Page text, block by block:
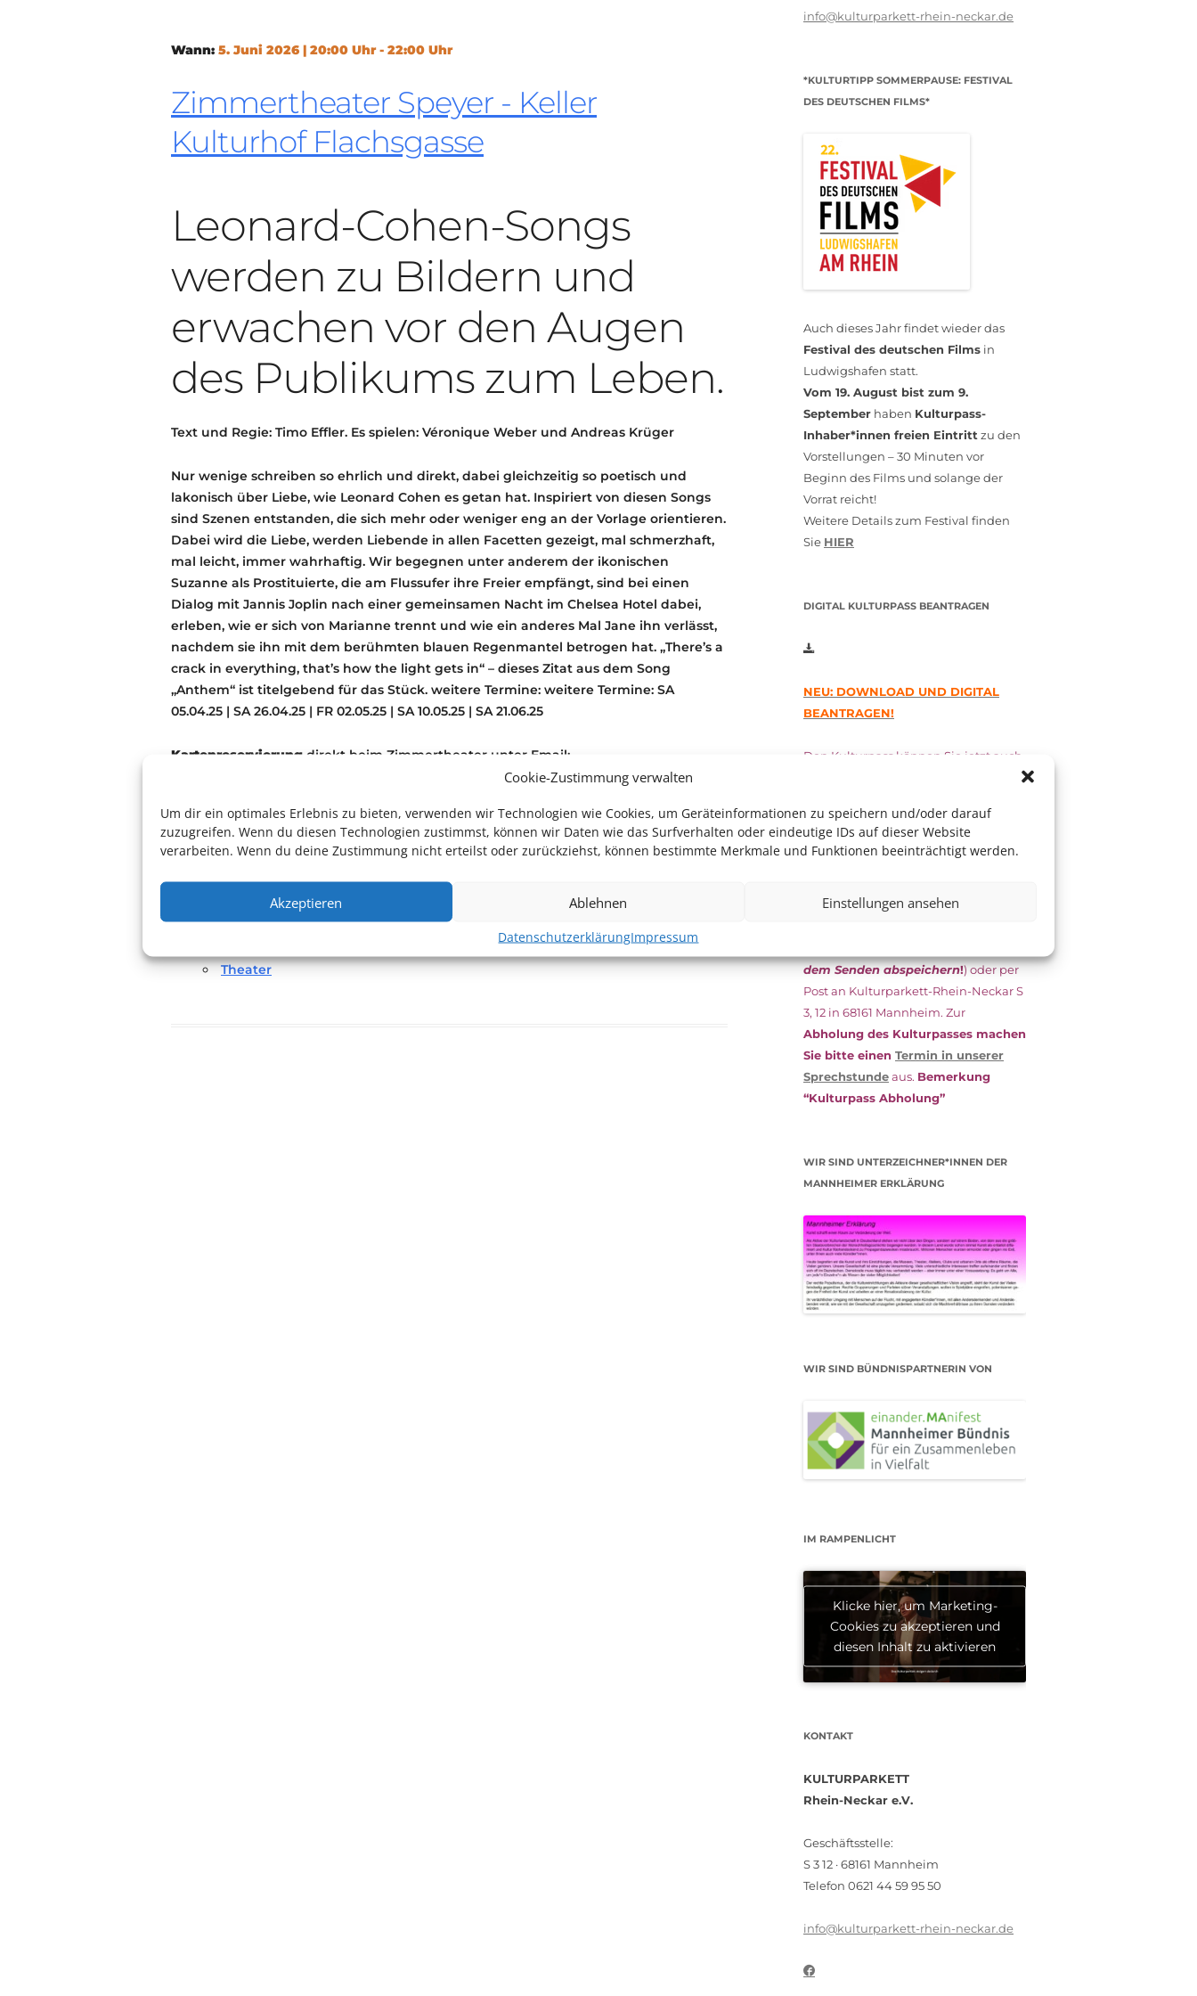
Cookie-Zustimmung verwalten
Um dir ein optimales Erlebnis zu bieten, verwenden wir Technologien wie Cookies, um Geräteinformationen zu speichern und/oder darauf
zuzugreifen. Wenn du diesen Technologien zustimmst, können wir Daten wie das Surfverhalten oder eindeutige IDs auf dieser Website
verarbeiten. Wenn du deine Zustimmung nicht erteilst oder zurückziehst, können bestimmte Merkmale und Funktionen beeinträchtigt werden.
Akzeptieren Ablehnen Einstellungen ansehen
DatenschutzerklärungImpressum
IMPRESSUM
Wann: 5. Juni 2026 | 20:00 Uhr - 22:00 Uhr
Zimmertheater Speyer - Keller
Kulturhof Flachsgasse
Leonard-Cohen-Songs
werden zu Bildern und
erwachen vor den Augen
des Publikums zum Leben.
Text und Regie: Timo Effler. Es spielen: Véronique Weber und Andreas Krüger
Nur wenige schreiben so ehrlich und direkt, dabei gleichzeitig so poetisch und
lakonisch über Liebe, wie Leonard Cohen es getan hat. Inspiriert von diesen Songs
sind Szenen entstanden, die sich mehr oder weniger eng an der Vorlage orientieren.
Dabei wird die Liebe, werden Liebende in allen Facetten gezeigt, mal schmerzhaft,
mal leicht, immer wahrhaftig. Wir begegnen unter anderem der ikonischen
Suzanne als Prostituierte, die am Flussufer ihre Freier empfängt, sind bei einen
Dialog mit Jannis Joplin nach einer gemeinsamen Nacht im Chelsea Hotel dabei,
erleben, wie er sich von Marianne trennt und wie ein anderes Mal Jane ihn verlässt,
nachdem sie ihn mit dem berühmten blauen Regenmantel betrogen hat. „There’s a
crack in everything, that’s how the light gets in“ – dieses Zitat aus dem Song
„Anthem“ ist titelgebend für das Stück. weitere Termine: weitere Termine: SA
05.04.25 | SA 26.04.25 | FR 02.05.25 | SA 10.05.25 | SA 21.06.25
Kartenreservierung direkt beim Zimmertheater unter Email:
Bitte geben Sie bei der Reservierung an, dass Sie einen Kulturpass besitzen.
Theater
info@kulturparkett-rhein-neckar.de
*KULTURTIPP SOMMERPAUSE: FESTIVAL
DES DEUTSCHEN FILMS*
Auch dieses Jahr findet wieder das
Festival des deutschen Films in
Ludwigshafen statt.
Vom 19. August bist zum 9.
September haben Kulturpass-
Inhaber*innen freien Eintritt zu den
Vorstellungen – 30 Minuten vor
Beginn des Films und solange der
Vorrat reicht!
Weitere Details zum Festival finden
Sie HIER
DIGITAL KULTURPASS BEANTRAGEN
NEU: DOWNLOAD UND DIGITAL
BEANTRAGEN!
Den Kulturpass können Sie jetzt auch
esunterschriebenzusammen mit
dem aktuellen
(Bürgergeld/
das Kulturparkett zurück: Per E-Mail
dem Senden abspeichern!) oder per
Post an Kulturparkett-Rhein-Neckar S
3, 12 in 68161 Mannheim. Zur
Abholung des Kulturpasses machen
Sie bitte einen Termin in unserer
Sprechstundeaus. Bemerkung
“Kulturpass Abholung”
WIR SIND UNTERZEICHNER*INNEN DER
MANNHEIMER ERKLÄRUNG
WIR SIND BÜNDNISPARTNERIN VON
IM RAMPENLICHT
Klicke hier, um Marketing-
Cookies zu akzeptieren und
diesen Inhalt zu aktivieren
KONTAKT
KULTURPARKETT
Rhein-Neckar e.V.
Geschäftsstelle:
S 3 12 · 68161 Mannheim
Telefon 0621 44 59 95 50
info@kulturparkett-rhein-neckar.de